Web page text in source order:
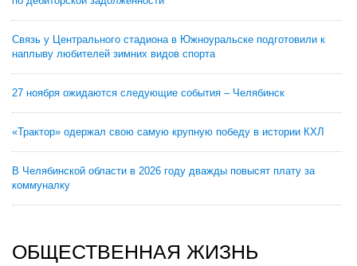
Связь у Центрального стадиона в Южноуральске подготовили к
наплыву любителей зимних видов спорта
27 ноября ожидаются следующие события – Челябинск
«Трактор» одержал свою самую крупную победу в истории КХЛ
В Челябинской области в 2026 году дважды повысят плату за
коммуналку
ОБЩЕСТВЕННАЯ ЖИЗНЬ